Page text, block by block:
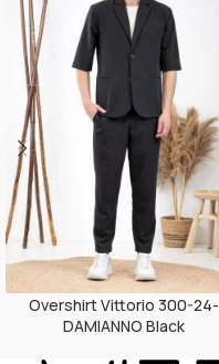
Overshirt Vittorio 300-24-
DAMIANNO Black